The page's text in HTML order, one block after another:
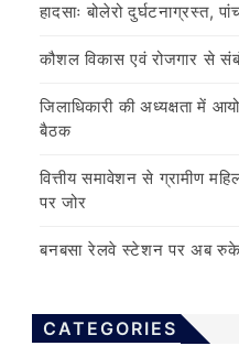
हादसाः बोलेरो दुर्घटनाग्रस्त,
कौशल विकास एवं रोजगार से
जिलाधिकारी की अध्यक्षता में
बैठक
वित्तीय समावेशन से ग्रामीण
पर जोर
बनबसा रेलवे स्टेशन पर अब
CATEGORIES